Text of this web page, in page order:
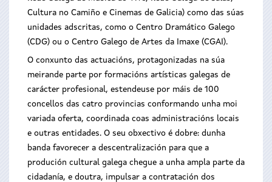
Cultura no Camiño e Cinemas de Galicia) como das súas
unidades adscritas, como o Centro Dramático Galego
(CDG) ou o Centro Galego de Artes da Imaxe (CGAI).
O conxunto das actuacións, protagonizadas na súa
meirande parte por formacións artísticas galegas de
carácter profesional, estendeuse por máis de 100
concellos das catro provincias conformando unha moi
variada oferta, coordinada coas administracións locais
e outras entidades. O seu obxectivo é dobre: dunha
banda favorecer a descentralización para que a
produción cultural galega chegue a unha ampla parte da
cidadanía, e doutra, impulsar a contratación dos